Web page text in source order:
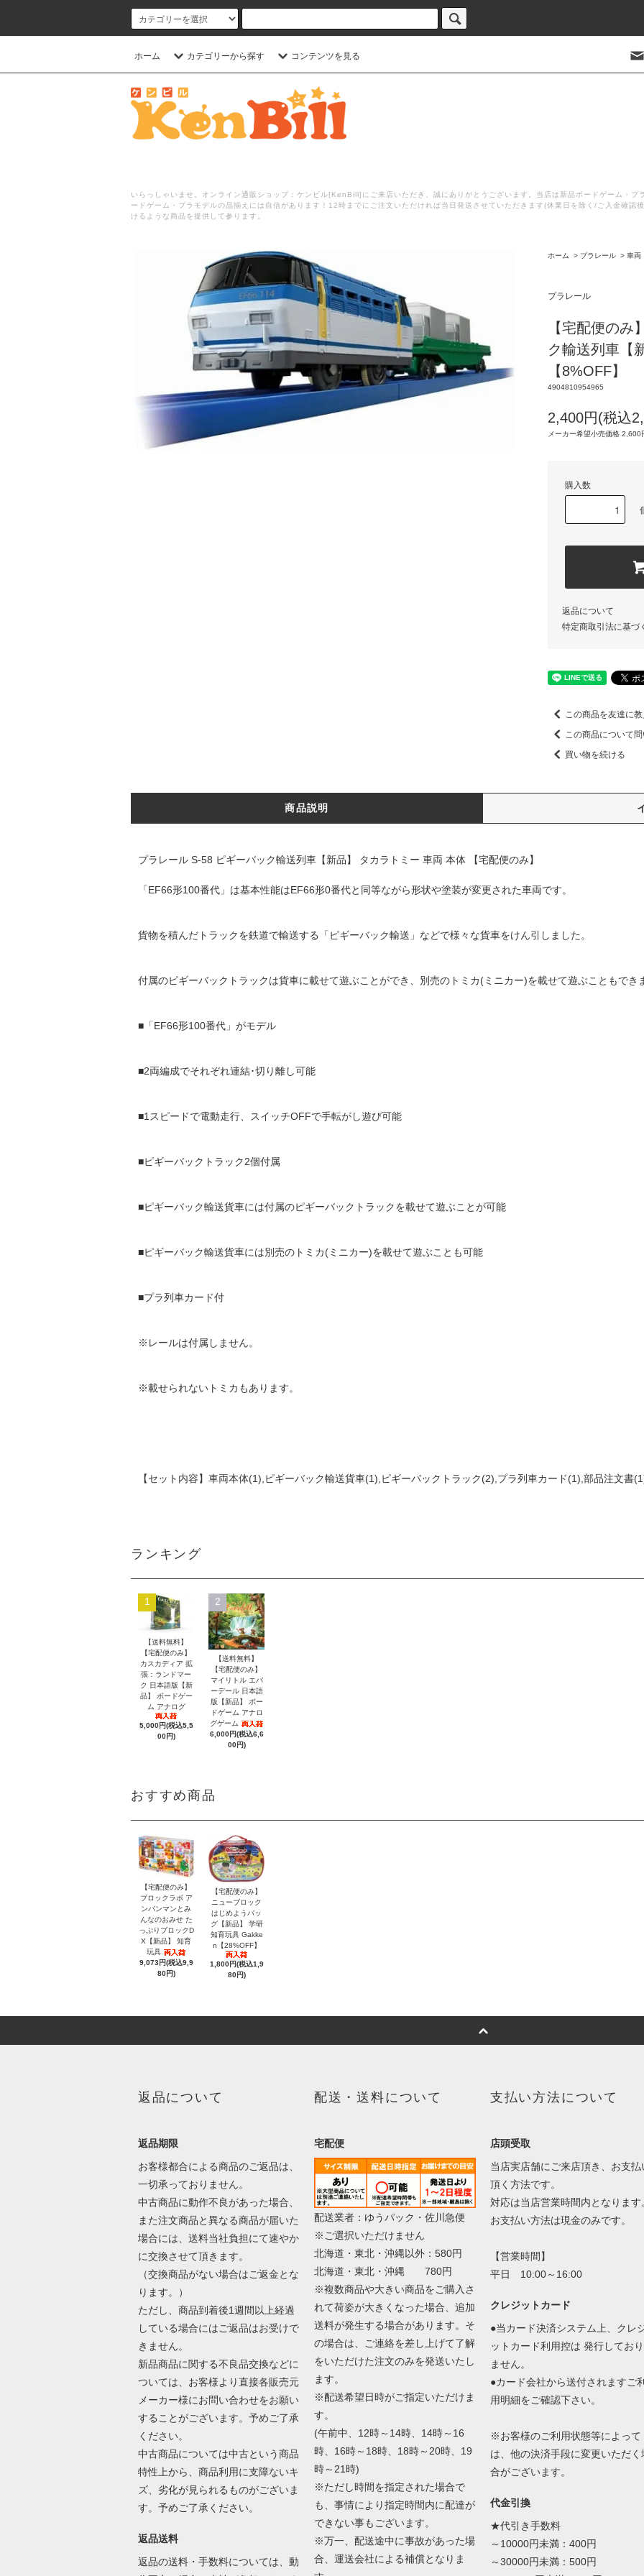
ホーム カテゴリーから探す コンテンツを見る
いらっしゃいませ。オンライン通販ショップ：ケンビル[KenBill]にご来店いただき、誠にありがとうございます。当店は新品ボードゲーム・プ
ードゲーム・プラモデルの品揃えには自信があります！12時までにご注文いただければ当日発送させていただきます(休業日を除く/ご入金確認
けるような商品を提供して参ります。
ホーム > プラレール > 車両
プラレール
【宅配便の
ク輸送列車【
【8%OFF】
4904810954965
2,400円(税込
メーカー希望小売価格
購入数
返品について
特定商取引法に基づ
この商品を友達に
この商品について
買い物を続ける
商品説明
プラレール S-58 ピギーバック輸送列車【新品】 タカラトミー 車両 本体 【宅配便のみ】
「EF66形100番代」は基本性能はEF66形0番代と同等ながら形状や塗装が変更された車両です。
貨物を積んだトラックを鉄道で輸送する「ピギーバック輸送」などで様々な貨車をけん引しました。
付属のピギーバックトラックは貨車に載せて遊ぶことができ、別売のトミカ(ミニカー)を載せて遊ぶこともでき
■「EF66形100番代」がモデル
■2両編成でそれぞれ連結･切り離し可能
■1スピードで電動走行、スイッチOFFで手転がし遊び可能
■ピギーバックトラック2個付属
■ピギーバック輸送貨車には付属のピギーバックトラックを載せて遊ぶことが可能
■ピギーバック輸送貨車には別売のトミカ(ミニカー)を載せて遊ぶことも可能
■プラ列車カード付
※レールは付属しません。
※載せられないトミカもあります。
【セット内容】車両本体(1),ピギーバック輸送貨車(1),ピギーバックトラック(2),プラ列車カード(1),部品注文書
ランキング
1
【送料無料】
【宅配便のみ】
カスカディア 拡
張：ランドマー
ク 日本語版【新
品】 ボードゲー
ム アナログ
5,000円(税込5,5
00円)
2
【送料無料】
【宅配便のみ】
マイリトル エバ
ーデール 日本語
版【新品】 ボー
ドゲーム アナロ
グゲーム
6,000円(税込6,6
00円)
おすすめ商品
【宅配便のみ】
ブロックラボ ア
ンパンマンとみ
んなのおみせ た
っぷりブロックD
X【新品】 知育
玩具
9,073円(税込9,9
80円)
【宅配便のみ】
ニューブロック
はじめようバッ
グ【新品】 学研
知育玩具 Gakke
n【28%OFF】
1,800円(税込1,9
80円)
返品について
返品期限
お客様都合による商品のご返品は、
一切承っておりません。
中古商品に動作不良があった場合、
また注文商品と異なる商品が届いた
場合には、送料当社負担にて速やか
に交換させて頂きます。
（交換商品がない場合はご返金とな
ります。）
ただし、商品到着後1週間以上経過
している場合にはご返品はお受けで
きません。
新品商品に関する不良品交換などに
ついては、お客様より直接各販売元
メーカー様にお問い合わせをお願い
することがございます。予めご了承
ください。
中古商品については中古という商品
特性上から、商品利用に支障ないキ
ズ、劣化が見られるものがございま
す。予めご了承ください。
返品送料
返品の送料・手数料については、動
配送・送料について
宅配便
配送業者：ゆうパック・佐川急便
※ご選択いただけません
北海道・東北・沖縄以外：580円
北海道・東北・沖縄 780円
※複数商品や大きい商品をご購入さ
れて荷姿が大きくなった場合、追加
送料が発生する場合があります。そ
の場合は、ご連絡を差し上げて了解
をいただけた注文のみを発送いたし
ます。
※配送希望日時がご指定いただけま
す。
(午前中、12時～14時、14時～16
時、16時～18時、18時～20時、19
時～21時)
※ただし時間を指定された場合で
も、事情により指定時間内に配達が
できない事もございます。
※万一、配送途中に事故があった場
合、運送会社による補償となりま
支払い方法について
店頭受取
当店実店舗にご来店頂き、お支払
頂く方法です。
対応は当店営業時間内となります
お支払い方法は現金のみです。
【営業時間】
平日 10:00～16:00
クレジットカード
●当カード決済システム上、クレ
ットカード利用控は 発行しており
ません。
●カード会社から送付されますご
用明細をご確認下さい。
※お客様のご利用状態等によって
は、他の決済手段に変更いただく
合がございます。
代金引換
★代引き手数料
～10000円未満：400円
～30000円未満：500円